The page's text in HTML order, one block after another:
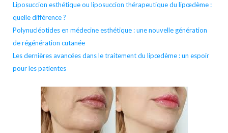
Liposuccion esthétique ou liposuccion thérapeutique du lipœdème :
quelle différence ?
Polynucléotides en médecine esthétique : une nouvelle génération
de régénération cutanée
Les dernières avancées dans le traitement du lipœdème : un espoir
pour les patientes